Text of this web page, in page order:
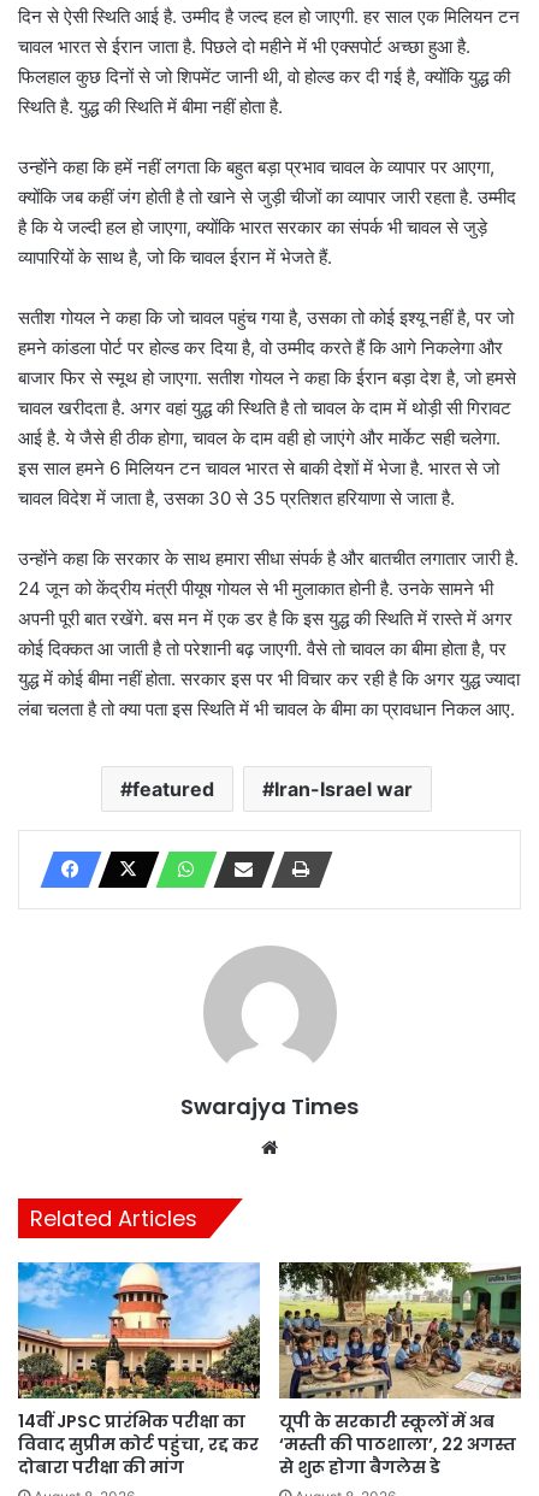
दिन से ऐसी स्थिति आई है. उम्मीद है जल्द हल हो जाएगी. हर साल एक मिलियन टन
चावल भारत से ईरान जाता है. पिछले दो महीने में भी एक्सपोर्ट अच्छा हुआ है.
फिलहाल कुछ दिनों से जो शिपमेंट जानी थी, वो होल्ड कर दी गई है, क्योंकि युद्ध की
स्थिति है. युद्ध की स्थिति में बीमा नहीं होता है.
उन्होंने कहा कि हमें नहीं लगता कि बहुत बड़ा प्रभाव चावल के व्यापार पर आएगा,
क्योंकि जब कहीं जंग होती है तो खाने से जुड़ी चीजों का व्यापार जारी रहता है. उम्मीद
है कि ये जल्दी हल हो जाएगा, क्योंकि भारत सरकार का संपर्क भी चावल से जुड़े
व्यापारियों के साथ है, जो कि चावल ईरान में भेजते हैं.
सतीश गोयल ने कहा कि जो चावल पहुंच गया है, उसका तो कोई इश्यू नहीं है, पर जो
हमने कांडला पोर्ट पर होल्ड कर दिया है, वो उम्मीद करते हैं कि आगे निकलेगा और
बाजार फिर से स्मूथ हो जाएगा. सतीश गोयल ने कहा कि ईरान बड़ा देश है, जो हमसे
चावल खरीदता है. अगर वहां युद्ध की स्थिति है तो चावल के दाम में थोड़ी सी गिरावट
आई है. ये जैसे ही ठीक होगा, चावल के दाम वही हो जाएंगे और मार्केट सही चलेगा.
इस साल हमने 6 मिलियन टन चावल भारत से बाकी देशों में भेजा है. भारत से जो
चावल विदेश में जाता है, उसका 30 से 35 प्रतिशत हरियाणा से जाता है.
उन्होंने कहा कि सरकार के साथ हमारा सीधा संपर्क है और बातचीत लगातार जारी है.
24 जून को केंद्रीय मंत्री पीयूष गोयल से भी मुलाकात होनी है. उनके सामने भी
अपनी पूरी बात रखेंगे. बस मन में एक डर है कि इस युद्ध की स्थिति में रास्ते में अगर
कोई दिक्कत आ जाती है तो परेशानी बढ़ जाएगी. वैसे तो चावल का बीमा होता है, पर
युद्ध में कोई बीमा नहीं होता. सरकार इस पर भी विचार कर रही है कि अगर युद्ध ज्यादा
लंबा चलता है तो क्या पता इस स्थिति में भी चावल के बीमा का प्रावधान निकल आए.
featured Iran-Israel war
Swarajya Times
Related Articles
14वीं JPSC प्रारंभिक परीक्षा का
विवाद सुप्रीम कोर्ट पहुंचा, रद्द कर
दोबारा परीक्षा की मांग
यूपी के सरकारी स्कूलों में अब
‘मस्ती की पाठशाला’, 22 अगस्त
से शुरू होगा बैगलेस डे